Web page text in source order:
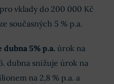
vklady do 200 000 Kč
současných 5 % p.a.
5% p.a. úrok na
dubna snižuje úrok na
na 2,8 % p.a. a